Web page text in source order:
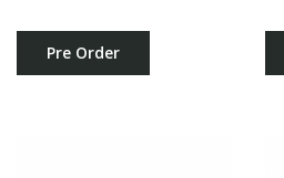
Pre Order